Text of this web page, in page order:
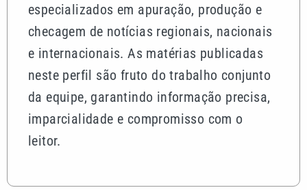
especializados em apuração, produção e
checagem de notícias regionais, nacionais
e internacionais. As matérias publicadas
neste perfil são fruto do trabalho conjunto
da equipe, garantindo informação precisa,
imparcialidade e compromisso com o
leitor.